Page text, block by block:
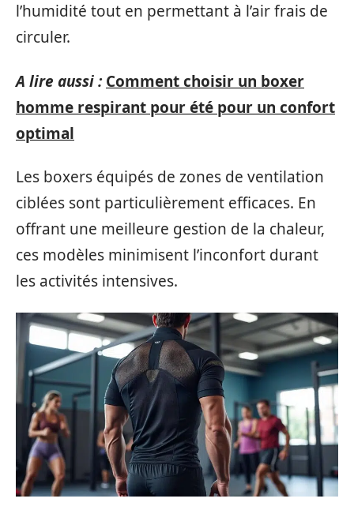
l’humidité tout en permettant à l’air frais de
circuler.
A lire aussi : Comment choisir un boxer
homme respirant pour été pour un confort
optimal
Les boxers équipés de zones de ventilation
ciblées sont particulièrement efficaces. En
offrant une meilleure gestion de la chaleur,
ces modèles minimisent l’inconfort durant
les activités intensives.